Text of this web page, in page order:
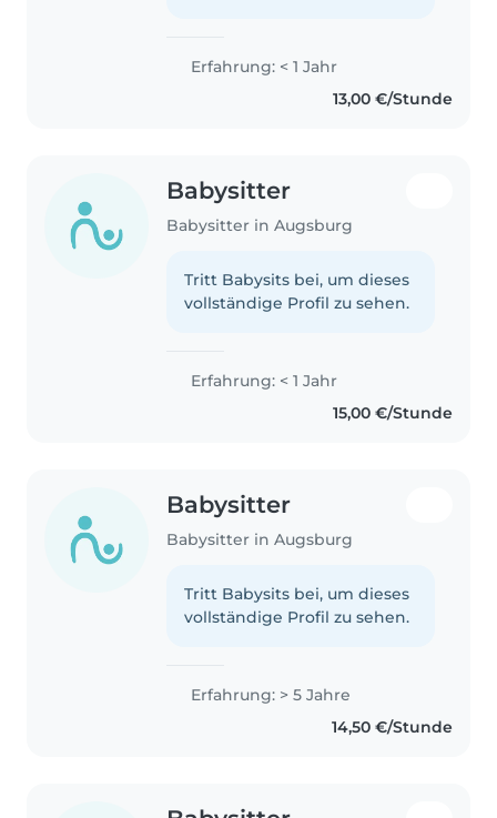
Erfahrung: < 1 Jahr
13,00 €/Stunde
Babysitter
Babysitter in Augsburg
Tritt Babysits bei, um dieses
vollständige Profil zu sehen.
Erfahrung: < 1 Jahr
15,00 €/Stunde
Babysitter
Babysitter in Augsburg
Tritt Babysits bei, um dieses
vollständige Profil zu sehen.
Erfahrung: > 5 Jahre
14,50 €/Stunde